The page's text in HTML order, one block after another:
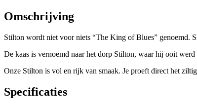
Omschrijving
Stilton wordt niet voor niets “The King of Blues” genoemd.
De kaas is vernoemd naar het dorp Stilton, waar hij ooit
Onze Stilton is vol en rijk van smaak. Je proeft direct het
Specificaties